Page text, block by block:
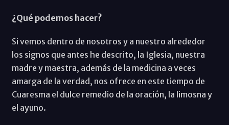
¿Qué podemos hacer?
Si vemos dentro de nosotros y a nuestro alrededor
los signos que antes he descrito, la Iglesia, nuestra
madre y maestra, además de la medicina a veces
amarga de la verdad, nos ofrece en este tiempo de
Cuaresma el dulce remedio de la oración, la limosna y
el ayuno.